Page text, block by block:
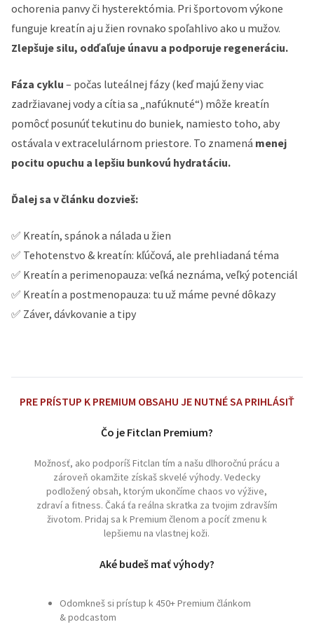
ochorenia panvy či hysterektómia. Pri športovom výkone
funguje kreatín aj u žien rovnako spoľahlivo ako u mužov.
Zlepšuje silu, odďaľuje únavu a podporuje regeneráciu.
Fáza cyklu – počas luteálnej fázy (keď majú ženy viac
zadržiavanej vody a cítia sa „nafúknuté“) môže kreatín
pomôcť posunúť tekutinu do buniek, namiesto toho, aby
ostávala v extracelulárnom priestore. To znamená menej
pocitu opuchu a lepšiu bunkovú hydratáciu.
Ďalej sa v článku dozvieš:
✅ Kreatín, spánok a nálada u žien
✅ Tehotenstvo & kreatín: kľúčová, ale prehliadaná téma
✅ Kreatín a perimenopauza: veľká neznáma, veľký potenciál
✅ Kreatín a postmenopauza: tu už máme pevné dôkazy
✅ Záver, dávkovanie a tipy
PRE PRÍSTUP K PREMIUM OBSAHU JE NUTNÉ SA PRIHLÁSIŤ
Čo je Fitclan Premium?
Možnosť, ako podporíš Fitclan tím a našu dlhoročnú prácu a
zároveň okamžite získaš skvelé výhody. Vedecky
podložený obsah, ktorým ukončíme chaos vo výžive,
zdraví a fitness. Čaká ťa reálna skratka za tvojim zdravším
životom. Pridaj sa k Premium členom a pocíť zmenu k
lepšiemu na vlastnej koži.
Aké budeš mať výhody?
Odomkneš si prístup k 450+ Premium článkom
& podcastom